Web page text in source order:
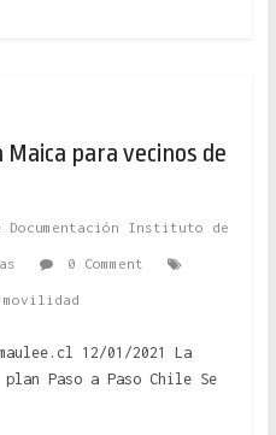
para vecinos de
Documentación Instituto de
0 Comment
movilidad
12/01/2021 La
Paso a Paso Chile Se